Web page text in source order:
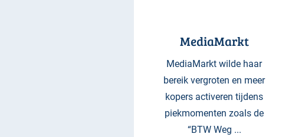
MediaMarkt
MediaMarkt wilde haar
bereik vergroten en meer
kopers activeren tijdens
piekmomenten zoals de
“BTW Weg ...